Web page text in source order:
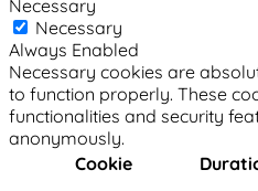
Necessary
Necessary
Always Enabled
Necessary cookies are
to function properly. These
functionalities and security
anonymously.
Cookie